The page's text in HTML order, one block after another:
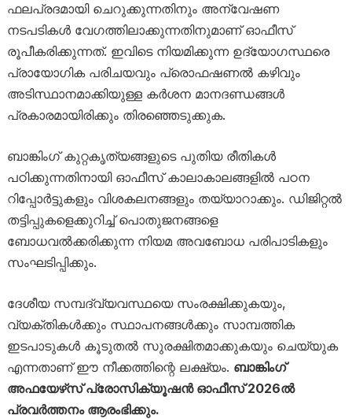
ഫലപ്രദമായി ചെറുക്കുന്നതിനും അന്വേഷണ
നടപടികൾ വേഗത്തിലാക്കുന്നതിനുമാണ് ഓഫീസ്
രൂപീകരിക്കുന്നത്. ഇവിടെ നിയമിക്കുന്ന ഉദ്യോഗസ്ഥരെ
പ്രായോഗിക പരിചയവും പ്രൊഫഷണൽ കഴിവും
അടിസ്ഥാനമാക്കിയുള്ള കർശന മാനദണ്ഡങ്ങൾ
പ്രകാരമായിരിക്കും തിരഞ്ഞെടുക്കുക.
ബാങ്കിംഗ് കുറ്റകൃത്യങ്ങളുടെ പുതിയ രീതികൾ
പഠിക്കുന്നതിനായി ഓഫീസ് കാലാകാലങ്ങളിൽ പഠന
റിപ്പോർട്ടുകളും വിശകലനങ്ങളും തയ്യാറാക്കും. ഡിജിറ്റൽ
തട്ടിപ്പുകളെക്കുറിച്ച് പൊതുജനങ്ങളെ
ബോധവൽക്കരിക്കുന്ന നിയമ അവബോധ പരിപാടികളും
സംഘടിപ്പിക്കും.
ദേശീയ സമ്പദ്വ്യവസ്ഥയെ സംരക്ഷിക്കുകയും,
വ്യക്തികൾക്കും സ്ഥാപനങ്ങൾക്കും സാമ്പത്തിക
ഇടപാടുകൾ കൂടുതൽ സുരക്ഷിതമാക്കുകയും ചെയ്യുക
എന്നതാണ് ഈ നീക്കത്തിന്റെ ലക്ഷ്യം. ബാങ്കിംഗ്
അഫയേഴ്‌സ് പ്രോസിക്യൂഷൻ ഓഫീസ് 2026ൽ
പ്രവർത്തനം ആരംഭിക്കും.